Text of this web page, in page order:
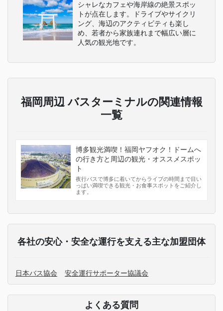
シャレなカフェや海岸線の絶景スポッ
トが点在します。ドライブやサイクリ
ング、海辺のアクティビティも楽し
め、若者から家族連れまで幅広い層に
人気の観光地です。
福岡周辺 バスターミナルの関連情報
一覧
博多観光満喫！福岡ヤフオク！ドームへ
の行き方と周辺の観光・オススメスポッ
ト
夜行バスで博多に着いてからライブの時間まで目い
っぱい満喫できる観光・お食事スポットをご紹介し
ます。
各社の安心・安全な運行を支える主な加盟団体
日本バス協会 安全運行サポーター協議会
よくある質問